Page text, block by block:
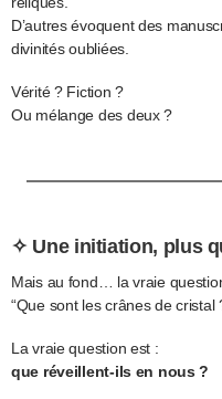
D’autres évoquent des
divinités oubliées.
Vérité ? Fiction ?
Ou mélange des deux ?
✧ Une initiation, plus
Mais au fond… la vraie
“Que sont les crânes de cristal
La vraie question est :
que réveillent-ils en nous ?